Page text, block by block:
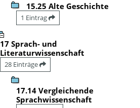
15.25 Alte Geschichte
1 Eintrag
17 Sprach- und
Literaturwissenschaft
28 Einträge
17.14 Vergleichende
Sprachwissenschaft